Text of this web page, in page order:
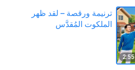
2:55
ترنيمة ورقصة – لقد ظهر
الملكوت المُقدَّس